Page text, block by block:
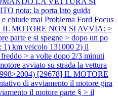
nota: la porta lato guida
e chiude mai Problema Ford Focus
IL MOTORE NON SI AVVIA: >
parte e si spegne > dopo un po
1) km veicolo 131000 2) il
> a volte dopo 2/3 minuti
avviato su strada la vettura
[29678] IL MOTORE
di avviamento il motore gira
il motore parte § > il